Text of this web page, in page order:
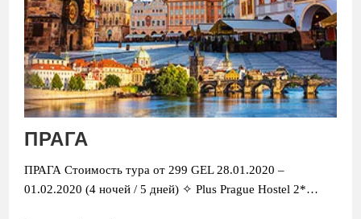
ПРАГА
ПРАГА Стоимость тура от 299 GEL 28.01.2020 –
01.02.2020 (4 ночей / 5 дней) ✧ Plus Prague Hostel 2*…